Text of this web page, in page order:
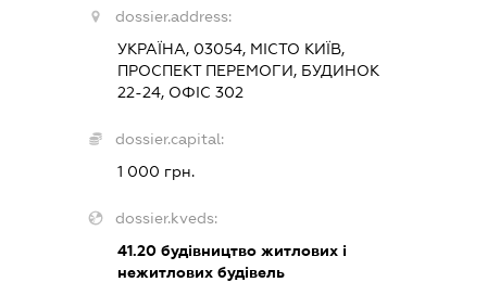
dossier.address:
УКРАЇНА, 03054, МІСТО КИЇВ,
ПРОСПЕКТ ПЕРЕМОГИ, БУДИНОК
22-24, ОФІС 302
dossier.capital:
1 000 грн.
dossier.kveds:
41.20 будівництво житлових і
нежитлових будівель